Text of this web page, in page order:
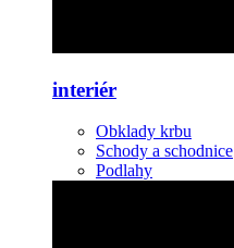
interiér
Obklady krbu
Schody a schodnice
Podlahy